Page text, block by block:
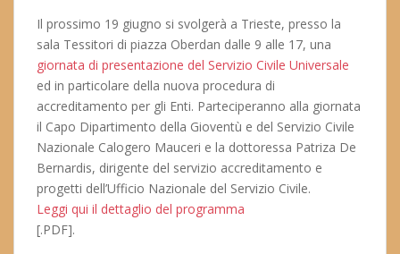
Il prossimo 19 giugno si svolgerà a Trieste, presso la
sala Tessitori di piazza Oberdan dalle 9 alle 17, una
giornata di presentazione del Servizio Civile Universale
ed in particolare della nuova procedura di
accreditamento per gli Enti. Parteciperanno alla giornata
il Capo Dipartimento della Gioventù e del Servizio Civile
Nazionale Calogero Mauceri e la dottoressa Patriza De
Bernardis, dirigente del servizio accreditamento e
progetti dell’Ufficio Nazionale del Servizio Civile.
Leggi qui il dettaglio del programma
[.PDF].